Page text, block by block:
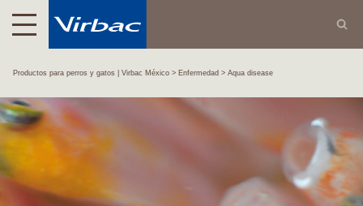
Productos para perros y gatos | Virbac México Enfermedad Aqua disease